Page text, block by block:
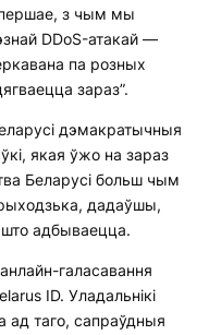
з чым мы
DDoS-атакай —
па розных
зараз”.
дэмакратычныя
якая ўжо на зараз
Беларусі больш чым
дадаўшы,
адбываецца.
галасавання
ID. Уладальнікі
ад таго, сапраўдныя